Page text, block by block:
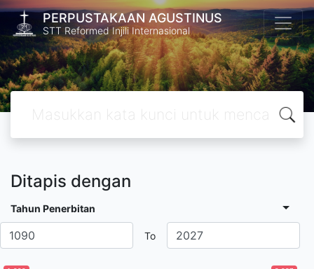
PERPUSTAKAAN AGUSTINUS
STT Reformed Injili Internasional
Ditapis dengan
Tahun Penerbitan
To